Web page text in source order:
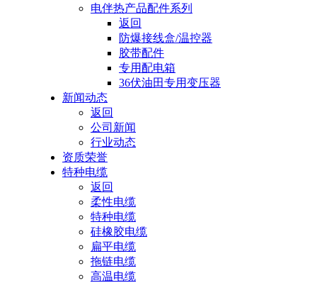
电伴热产品配件系列
返回
防爆接线盒/温控器
胶带配件
专用配电箱
36伏油田专用变压器
新闻动态
返回
公司新闻
行业动态
资质荣誉
特种电缆
返回
柔性电缆
特种电缆
硅橡胶电缆
扁平电缆
拖链电缆
高温电缆